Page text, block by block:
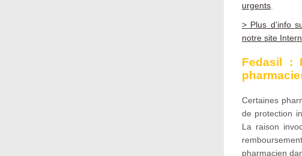
urgents
> Plus d’info
notre site
Fedasil :
Certaines
de protection
La raison
pharmacien